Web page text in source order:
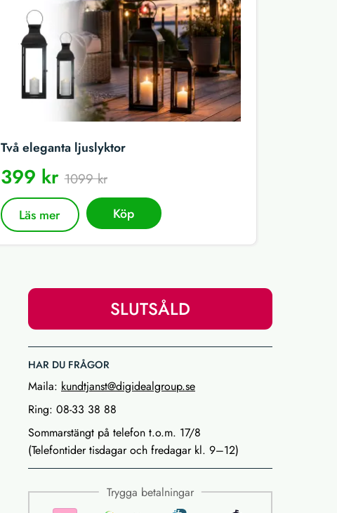
Två eleganta ljuslyktor
399 kr1099 kr
Läs mer Köp
SLUTSÅLD
HAR DU FRÅGOR
Maila: kundtjanst@digidealgroup.se
Ring: 08-33 38 88
Sommarstängt på telefon t.o.m. 17/8
(Telefontider tisdagar och fredagar kl. 9–12)
Trygga betalningar